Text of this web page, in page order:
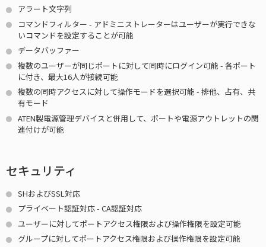
アラート文字列
コマンドフィルター - アドミニストレーターはユーザーが実行できな
いコマンドを設定することが可能
データバッファー
複数のユーザーが同じポートに対して同時にログイン可能 - 各ポート
に付き、最大16人が接続可能
複数の同時アクセスに対して操作モードを選択可能 - 排他、占有、共
有モード
ATEN製電源管理デバイスと併用して、ポートや電源アウトレットの関
連付けが可能
セキュリティ
SHおよびSSL対応
プライベート認証対応 - CA認証対応
ユーザーに対してポートアクセス権限および操作権限を設定可能
グループに対してポートアクセス権限および操作権限を設定可能